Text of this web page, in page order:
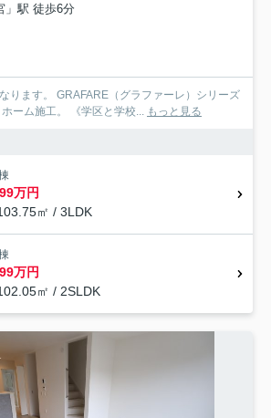
」駅 徒歩6分
ります。 GRAFARE（グラファーレ）シリーズ
になります。 ㈱タクトホーム施工。 《学区と学校... もっと見る
万円
㎡ / 3LDK
万円
㎡ / 2SLDK